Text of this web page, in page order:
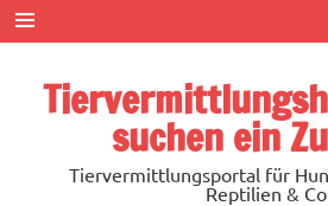
Zum
Inhalt
springen
suchen ein
Tiervermittlungsportal für
Reptilien & Co